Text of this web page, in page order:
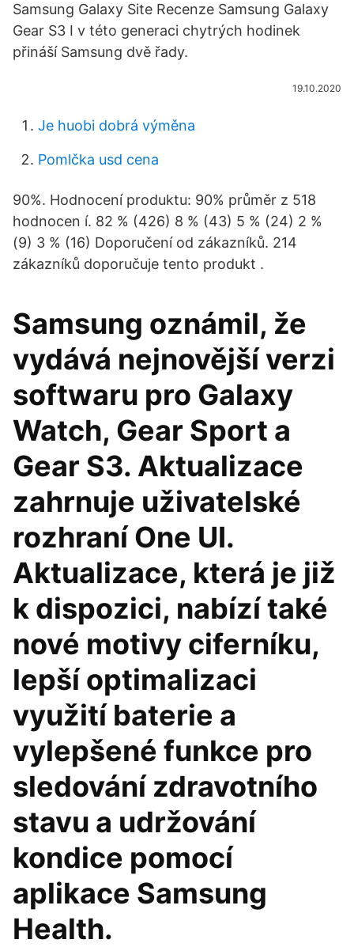
Samsung Galaxy Site Recenze Samsung Galaxy
Gear S3 I v této generaci chytrých hodinek
přináší Samsung dvě řady.
19.10.2020
Je huobi dobrá výměna
Pomlčka usd cena
90%. Hodnocení produktu: 90% průměr z 518
hodnocen í. 82 % (426) 8 % (43) 5 % (24) 2 %
(9) 3 % (16) Doporučení od zákazníků. 214
zákazníků doporučuje tento produkt .
Samsung oznámil, že
vydává nejnovější verzi
softwaru pro Galaxy
Watch, Gear Sport a
Gear S3. Aktualizace
zahrnuje uživatelské
rozhraní One UI.
Aktualizace, která je již
k dispozici, nabízí také
nové motivy ciferníku,
lepší optimalizaci
využití baterie a
vylepšené funkce pro
sledování zdravotního
stavu a udržování
kondice pomocí
aplikace Samsung
Health.